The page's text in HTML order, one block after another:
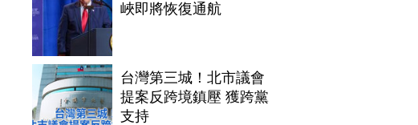
峽即將恢復通航
台灣第三城！北市議會
提案反跨境鎮壓 獲跨黨
支持